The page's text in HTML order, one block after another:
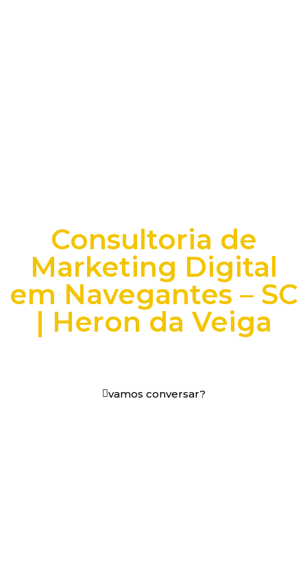
Consultoria de
Marketing Digital
em Navegantes – SC
| Heron da Veiga
vamos conversar?